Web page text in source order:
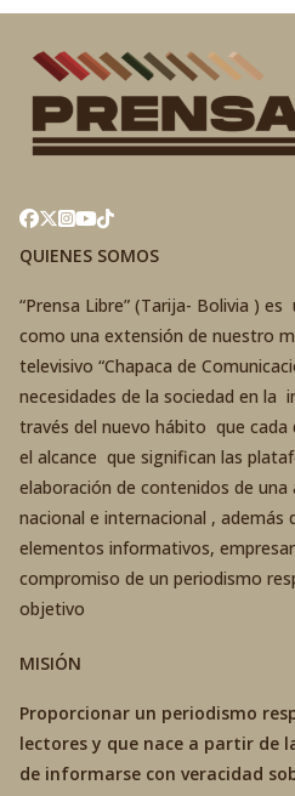
QUIENES SOMOS
“Prensa Libre” (Tarija- Bolivia )
como una extensión de nuestro
televisivo “Chapaca de
necesidades de la sociedad en la
través del nuevo hábito que cada
el alcance que significan las
elaboración de contenidos de
nacional e internacional ,
elementos informativos,
compromiso de un periodismo
objetivo
MISIÓN
Proporcionar un periodismo
lectores y que nace a partir de
de informarse con veracidad